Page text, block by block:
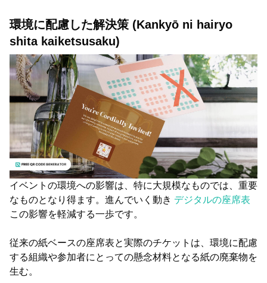
環境に配慮した解決策 (Kankyō ni hairyo
shita kaiketsusaku)
イベントの環境への影響は、特に大規模なものでは、重要
なものとなり得ます。進んでいく動き デジタルの座席表
この影響を軽減する一歩です。
従来の紙ベースの座席表と実際のチケットは、環境に配慮
する組織や参加者にとっての懸念材料となる紙の廃棄物を
生む。